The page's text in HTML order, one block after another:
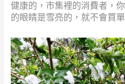
健康的，市集裡的消費者，
的眼睛是雪亮的，就不會買單